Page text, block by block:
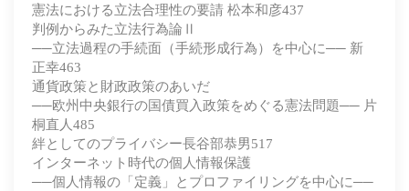
憲法における立法合理性の要請 松本和彦437
判例からみた立法行為論Ⅱ
──立法過程の手続面（手続形成行為）を中心に── 新
正幸463
通貨政策と財政政策のあいだ
──欧州中央銀行の国債買入政策をめぐる憲法問題── 片
桐直人485
絆としてのプライバシー長谷部恭男517
インターネット時代の個人情報保護
──個人情報の「定義」とプロファイリングを中心に──